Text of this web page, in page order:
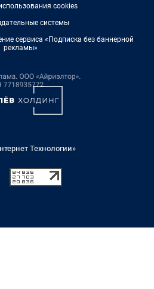
cookies
системы
сервиса «Подписка без баннерной
рекламы»
Технологии»